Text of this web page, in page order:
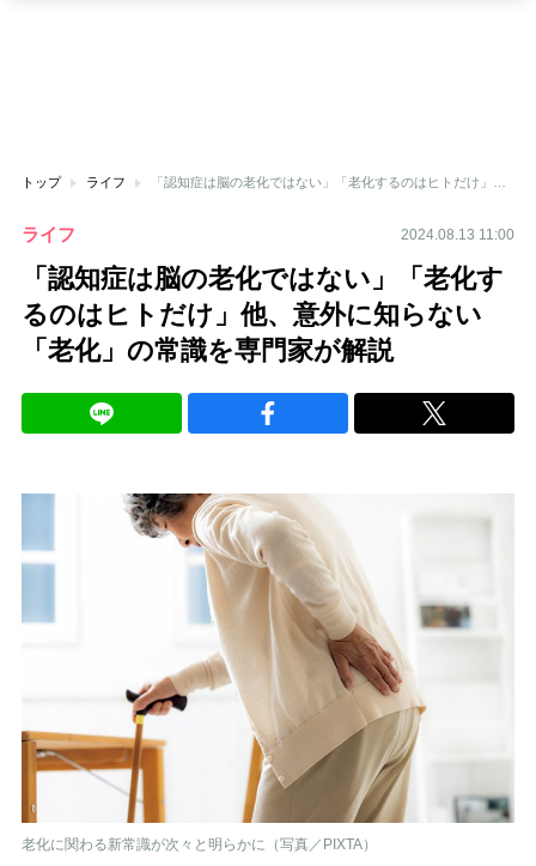
トップ ライフ
ライフ 2024.08.13 11:00
「認知症は脳の老化ではない」「老化す
るのはヒトだけ」他、意外に知らない
「老化」の常識を専門家が解説
老化に関わる新常識が次々と明らかに（写真／PIXTA）